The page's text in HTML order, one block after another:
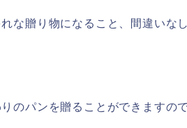
な贈り物になること、間違いな
りのパンを贈ることができますの